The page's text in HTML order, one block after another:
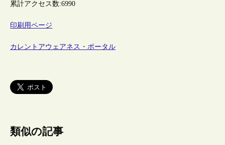
累計アクセス数:6990
印刷用ページ
カレントアウェアネス・ポータル
類似の記事